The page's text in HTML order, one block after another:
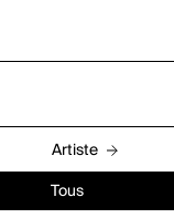
Artiste
Tous